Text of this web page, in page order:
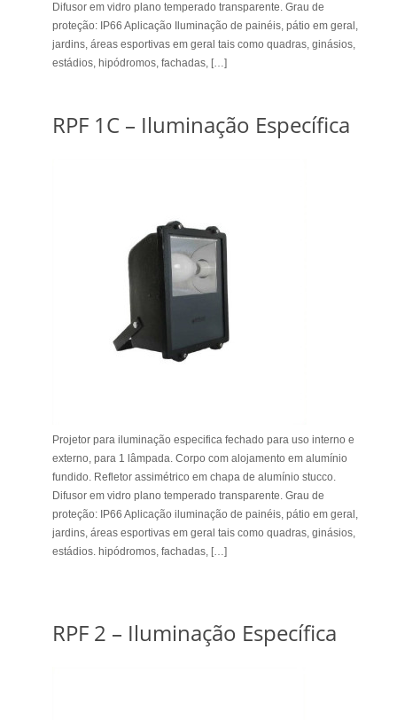
Difusor em vidro plano temperado transparente. Grau de
proteção: IP66 Aplicação Iluminação de painéis, pátio em geral,
jardins, áreas esportivas em geral tais como quadras, ginásios,
estádios, hipódromos, fachadas, […]
RPF 1C – Iluminação Específica
Projetor para iluminação especifica fechado para uso interno e
externo, para 1 lâmpada. Corpo com alojamento em alumínio
fundido. Refletor assimétrico em chapa de alumínio stucco.
Difusor em vidro plano temperado transparente. Grau de
proteção: IP66 Aplicação iluminação de painéis, pátio em geral,
jardins, áreas esportivas em geral tais como quadras, ginásios,
estádios. hipódromos, fachadas, […]
RPF 2 – Iluminação Específica